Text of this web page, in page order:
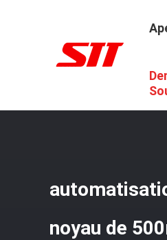
noyau de